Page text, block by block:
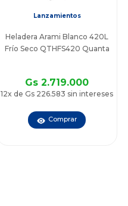
Lanzamientos
Heladera Arami Blanco 420L
Frío Seco QTHFS420 Quanta
Gs 2.719.000
12x de Gs 226.583 sin intereses
Comprar